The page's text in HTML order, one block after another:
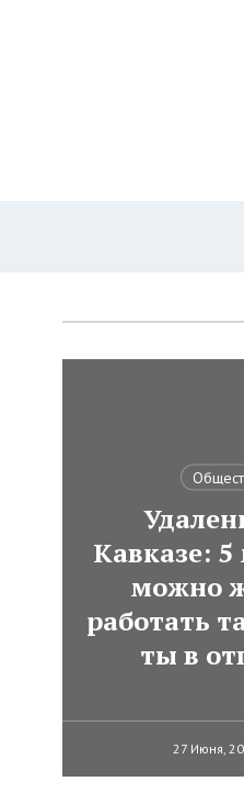
Кавказе: 5
можно
работать
ты в
27 Июня,